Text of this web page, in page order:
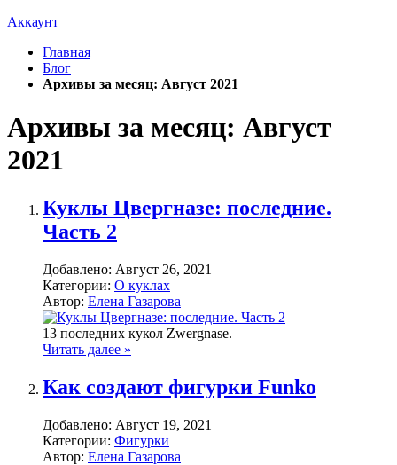
Аккаунт
Главная
Блог
Архивы за месяц: Август 2021
Архивы за месяц: Август
2021
Куклы Цвергназе: последние.
Часть 2
Добавлено: Август 26, 2021
Категории: О куклах
Автор: Елена Газарова
13 последних кукол Zwergnase.
Читать далее »
Как создают фигурки Funko
Добавлено: Август 19, 2021
Категории: Фигурки
Автор: Елена Газарова